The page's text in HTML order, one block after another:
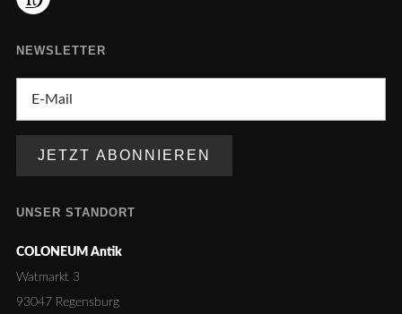
NEWSLETTER
UNSER STANDORT
COLONEUM Antik
Watmarkt 3
93047 Regensburg